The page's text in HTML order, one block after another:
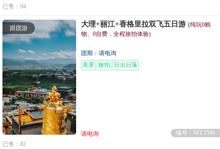
已售：94
跟团游 大理+丽江+香格里拉双飞五日游 (纯玩0购
物、0自费，全程旅拍体验)
团期：请电询
美景 旅拍 日出日落
请电询
编号：MY2596
已售：82